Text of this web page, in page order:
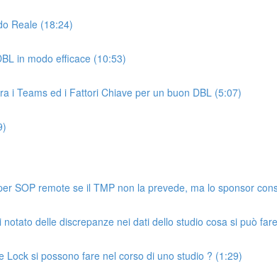
Reale (18:24)
in modo efficace (10:53)
i Teams ed i Fattori Chiave per un buon DBL (5:07)
SOP remote se il TMP non la prevede, ma lo sponsor
notato delle discrepanze nei dati dello studio cosa si può
Lock si possono fare nel corso di uno studio ? (1:29)